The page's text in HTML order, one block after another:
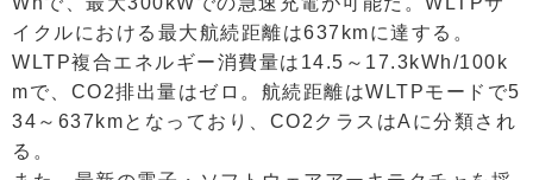
イクルにおける最大航続距離は637kmに達する。
WLTP複合エネルギー消費量は14.5～17.3kWh/100k
mで、CO2排出量はゼロ。航続距離はWLTPモードで5
34～637kmとなっており、CO2クラスはAに分類され
る。